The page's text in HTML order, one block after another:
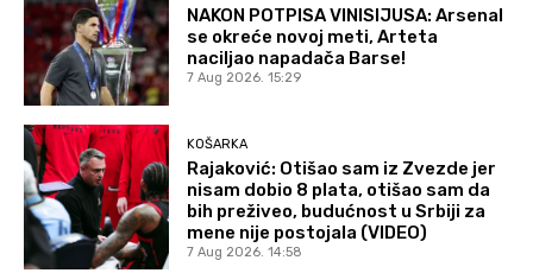
NAKON POTPISA VINISIJUSA: Arsenal
se okreće novoj meti, Arteta
naciljao napadača Barse!
7 Aug 2026. 15:29
KOŠARKA
Rajaković: Otišao sam iz Zvezde jer
nisam dobio 8 plata, otišao sam da
bih preživeo, budućnost u Srbiji za
mene nije postojala (VIDEO)
7 Aug 2026. 14:58